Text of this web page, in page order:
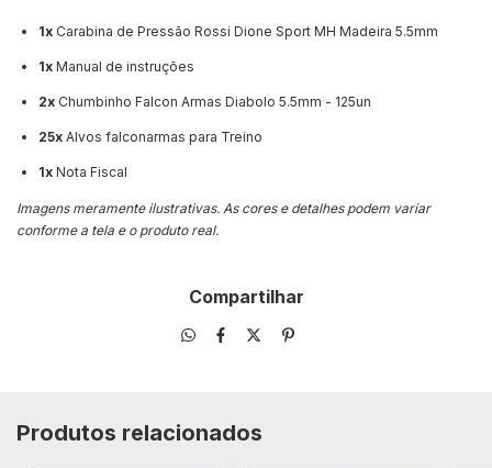
1x Carabina de Pressão Rossi Dione Sport MH Madeira 5.5mm
1x Manual de instruções
2x Chumbinho Falcon Armas Diabolo 5.5mm - 125un
25x Alvos falconarmas para Treino
1x Nota Fiscal
Imagens meramente ilustrativas. As cores e detalhes podem variar
conforme a tela e o produto real.
Compartilhar
Produtos relacionados